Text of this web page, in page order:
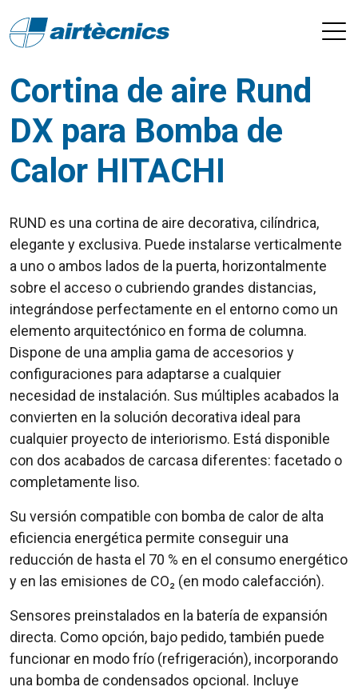
Cortina de aire Rund
DX para Bomba de
Calor HITACHI
RUND es una cortina de aire decorativa, cilíndrica,
elegante y exclusiva. Puede instalarse verticalmente
a uno o ambos lados de la puerta, horizontalmente
sobre el acceso o cubriendo grandes distancias,
integrándose perfectamente en el entorno como un
elemento arquitectónico en forma de columna.
Dispone de una amplia gama de accesorios y
configuraciones para adaptarse a cualquier
necesidad de instalación. Sus múltiples acabados la
convierten en la solución decorativa ideal para
cualquier proyecto de interiorismo. Está disponible
con dos acabados de carcasa diferentes: facetado o
completamente liso.
Su versión compatible con bomba de calor de alta
eficiencia energética permite conseguir una
reducción de hasta el 70 % en el consumo energético
y en las emisiones de CO₂ (en modo calefacción).
Sensores preinstalados en la batería de expansión
directa. Como opción, bajo pedido, también puede
funcionar en modo frío (refrigeración), incorporando
una bomba de condensados opcional. Incluye